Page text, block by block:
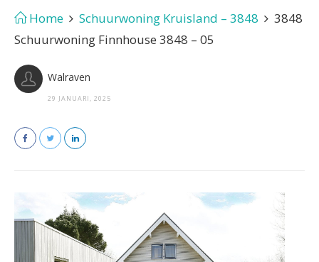
Home Schuurwoning Kruisland – 3848
3848
Schuurwoning Finnhouse 3848 – 05
Walraven
29 JANUARI, 2025